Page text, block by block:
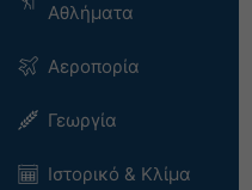
Αθλήματα
Αεροπορία
Γεωργία
Ιστορικό & Κλίμα